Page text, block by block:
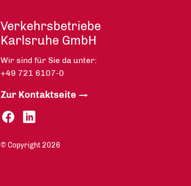
Verkehrsbetriebe
Karlsruhe GmbH
Wir sind für Sie da unter:
+49 721 6107-0
Zur Kontaktseite
© Copyright 2026